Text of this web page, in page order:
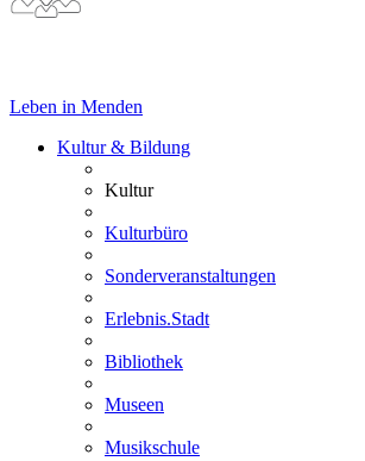
Leben in Menden
Kultur & Bildung
Kultur
Kulturbüro
Sonderveranstaltungen
Erlebnis.Stadt
Bibliothek
Museen
Musikschule